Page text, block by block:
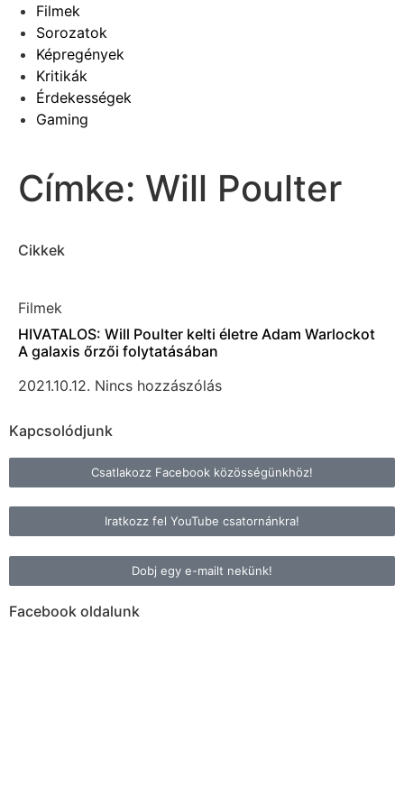
Filmek
Sorozatok
Képregények
Kritikák
Érdekességek
Gaming
Címke: Will Poulter
Cikkek
Filmek
HIVATALOS: Will Poulter kelti életre Adam Warlockot
A galaxis őrzői folytatásában
2021.10.12. Nincs hozzászólás
Kapcsolódjunk
Csatlakozz Facebook közösségünkhöz!
Iratkozz fel YouTube csatornánkra!
Dobj egy e-mailt nekünk!
Facebook oldalunk